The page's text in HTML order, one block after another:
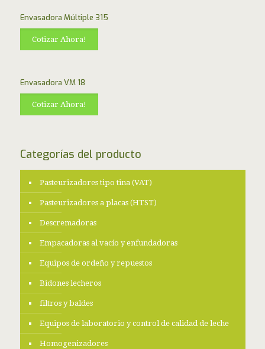
Envasadora Múltiple 315
Cotizar Ahora!
Envasadora VM 18
Cotizar Ahora!
Categorías del producto
Pasteurizadores tipo tina (VAT)
Pasteurizadores a placas (HTST)
Descremadoras
Empacadoras al vacío y enfundadoras
Equipos de ordeño y repuestos
Bidones lecheros
filtros y baldes
Equipos de laboratorio y control de calidad de leche
Homogenizadores